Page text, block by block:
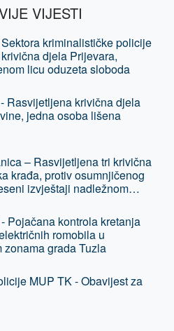
VIJESTI
kriminalističke policije
djela Prijevara,
licu oduzeta sloboda
Rasvijetljena krivična djela
jedna osoba lišena
– Rasvijetljena tri krivična
krađa, protiv osumnjičenog
izvještaji nadležnom
Pojačana kontrola kretanja
romobila u
zonama grada Tuzla
MUP TK - Obavijest za